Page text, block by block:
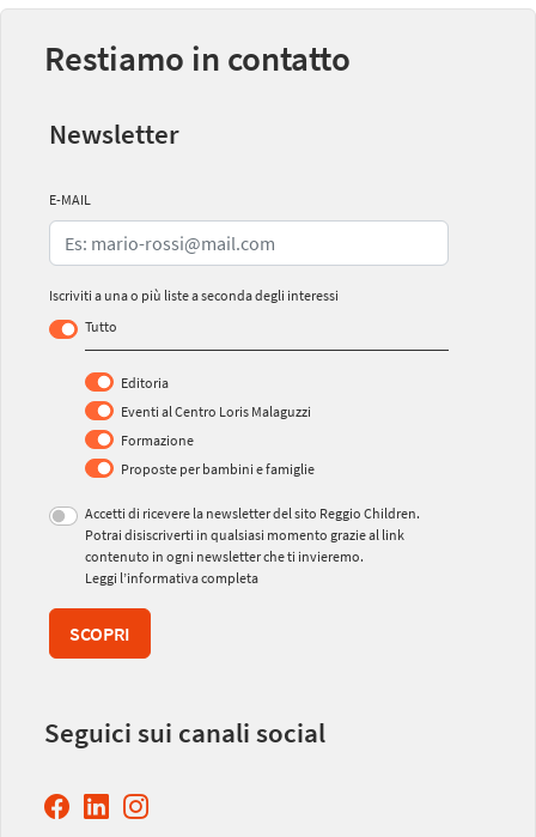
Restiamo in contatto
Newsletter
E-MAIL
Iscriviti a una o più liste a seconda degli interessi
Tutto
Editoria
Eventi al Centro Loris Malaguzzi
Formazione
Proposte per bambini e famiglie
Accetti di ricevere la newsletter del sito Reggio Children.
Potrai disiscriverti in qualsiasi momento grazie al link
contenuto in ogni newsletter che ti invieremo.
Leggi l’informativa completa
SCOPRI
Seguici sui canali social